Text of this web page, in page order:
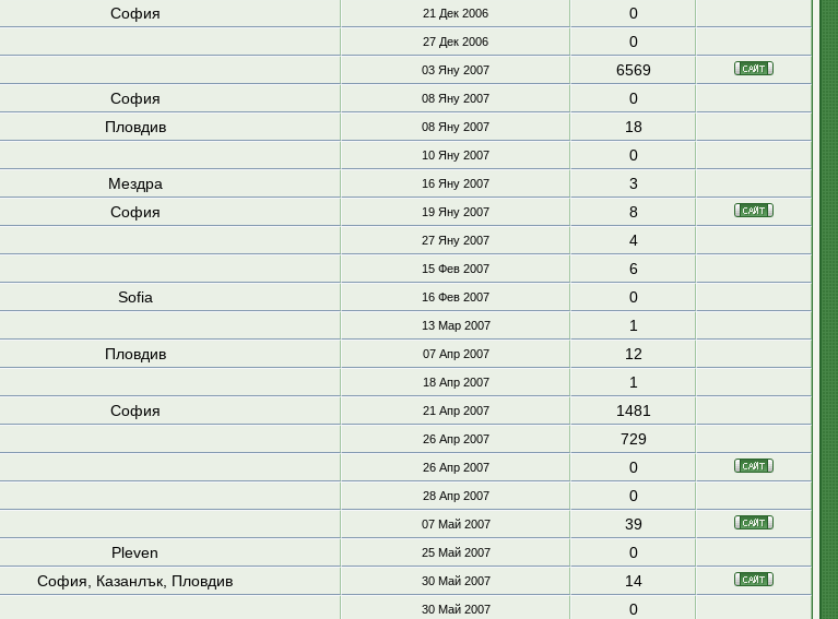
София 21 Дек 2006
0
27 Дек 2006
0
03 Яну 2007
6569
София 08 Яну 2007
0
Пловдив 08 Яну 2007
18
10 Яну 2007
0
Мездра 16 Яну 2007
3
София 19 Яну 2007
8
27 Яну 2007
4
15 Фев 2007
6
Sofia 16 Фев 2007
0
13 Мар 2007
1
Пловдив 07 Апр 2007
12
18 Апр 2007
1
София 21 Апр 2007
1481
26 Апр 2007
729
26 Апр 2007
0
28 Апр 2007
0
07 Май 2007
39
Pleven 25 Май 2007
0
София, Казанлък, Пловдив 30 Май 2007
14
30 Май 2007
0